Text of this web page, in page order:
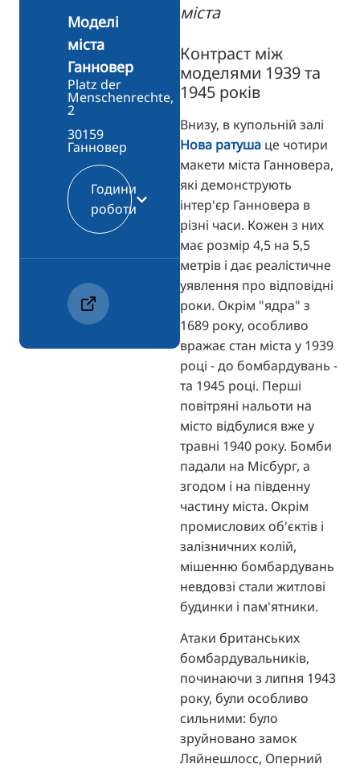
міста
Контраст між
моделями 1939 та
1945 років
Внизу, в купольній залі
Нова ратуша це чотири
макети міста Ганновера,
які демонструють
інтер'єр Ганновера в
різні часи. Кожен з них
має розмір 4,5 на 5,5
метрів і дає реалістичне
уявлення про відповідні
роки. Окрім "ядра" з
1689 року, особливо
вражає стан міста у 1939
році - до бомбардувань -
та 1945 році. Перші
повітряні нальоти на
місто відбулися вже у
травні 1940 року. Бомби
падали на Місбург, а
згодом і на південну
частину міста. Окрім
промислових об'єктів і
залізничних колій,
мішенню бомбардувань
невдовзі стали житлові
будинки і пам'ятники.
Атаки британських
бомбардувальників,
починаючи з липня 1943
року, були особливо
сильними: було
зруйновано замок
Ляйнешлосс, Оперний
Моделі
міста
Ганновер
Platz der
Menschenrechte,
2
30159
Ганновер
Години
роботи